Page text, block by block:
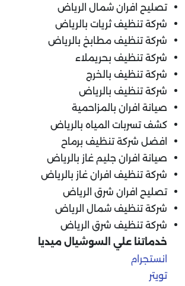
تصليح افران شمال الرياض
شركة تنظيف ثريات بالرياض
شركة تنظيف مطابخ بالرياض
شركة تنظيف بحريملاء
شركة تنظيف بالخرج
شركة تنظيف بالرياض
صيانة افران بالمزاحمية
كشف تسربات المياه بالرياض
افضل شركة تنظيف برماح
صيانة افران جليم غاز بالرياض
شركة تنظيف افران غاز بالرياض
تصليح افران شرق الرياض
شركة تنظيف شمال الرياض
شركة تنظيف شرق الرياض
خدماتنا علي السوشيال ميديا
انستجرام
تويتر